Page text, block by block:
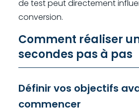
de test peut directement
conversion.
Comment réaliser
secondes pas à pas
Définir vos objectifs
commencer